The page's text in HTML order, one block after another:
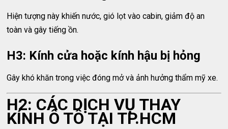
Hiện tượng này khiến nước, gió lọt vào cabin, giảm độ an
toàn và gây tiếng ồn.
H3: Kính cửa hoặc kính hậu bị hỏng
Gây khó khăn trong việc đóng mở và ảnh hưởng thẩm mỹ xe.
H2: CÁC DỊCH VỤ THAY
KÍNH Ô TÔ TẠI TP.HCM